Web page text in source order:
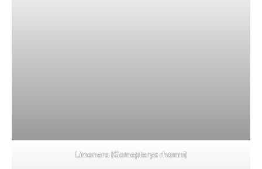
Limonera (Gomepteryx rhamni)